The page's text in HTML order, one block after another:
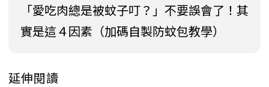
「愛吃肉總是被蚊子叮？」不要誤會了！其
實是這４因素（加碼自製防蚊包教學）
延伸閱讀